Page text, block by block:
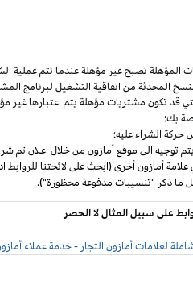
المؤهلة تصبح غير مؤهلة عندما تتم عملية
المحدثة من اتفاقية التشغيل لبرنامج
قد تكون مشتريات مؤهلة يتم اعتبارها
بك؛
حركة الشراء عليه؛
توجيه الى موقع أمازون من خلال اعلان تم
أمازون أخرى (ابحث على لائحتنا
على سبيل المثال لا الحصر
لعلامات أمازون التجار - خدمة عملاء